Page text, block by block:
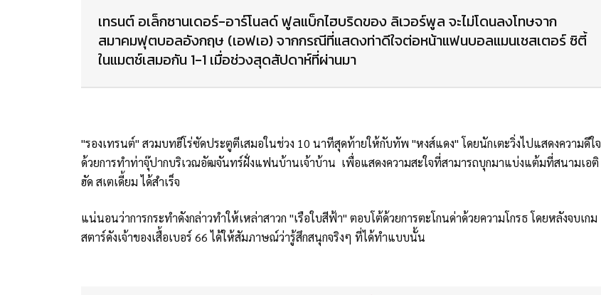
เทรนต์ อเล็กซานเดอร์-อาร์โนลด์ ฟูลแบ็กไฮบริดของ ลิเวอร์พูล จะไม่โดนลงโทษจาก
สมาคมฟุตบอลอังกฤษ (เอฟเอ) จากกรณีที่แสดงท่าดีใจต่อหน้าแฟนบอลแมนเชสเตอร์ ซิตี้
ในแมตช์เสมอกัน 1-1 เมื่อช่วงสุดสัปดาห์ที่ผ่านมา
"รองเทรนต์" สวมบทฮีโร่ซัดประตูตีเสมอในช่วง 10 นาทีสุดท้ายให้กับทัพ "หงส์แดง" โดยนักเตะวิ่งไปแสดงความดีใจ
ด้วยการทำท่าจุ๊ปากบริเวณอัฒจันทร์ฝั่งแฟนบ้านเจ้าบ้าน เพื่อแสดงความสะใจที่สามารถบุกมาแบ่งแต้มที่สนามเอติ
ฮัด สเตเดี้ยม ได้สำเร็จ
แน่นอนว่าการกระทำดังกล่าวทำให้เหล่าสาวก "เรือใบสีฟ้า" ตอบโต้ด้วยการตะโกนด่าด้วยความโกรธ โดยหลังจบเกม
สตาร์ดังเจ้าของเสื้อเบอร์ 66 ได้ให้สัมภาษณ์ว่ารู้สึกสนุกจริงๆ ที่ได้ทำแบบนั้น